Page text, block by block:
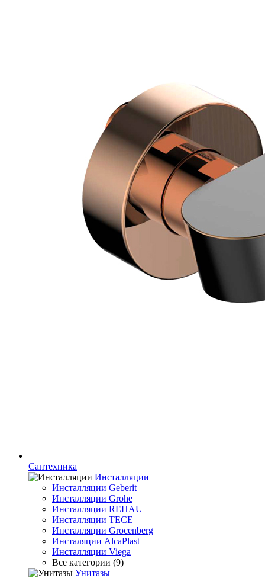
Сантехника
Инсталляции
Инсталляции Geberit
Инсталляции Grohe
Инсталляции REHAU
Инсталляции TECE
Инсталляции Grocenberg
Инсталяции AlcaPlast
Инсталляции Viega
Все категории (9)
Унитазы